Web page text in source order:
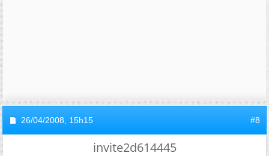
26/04/2008, 15h15 #8
invite2d614445